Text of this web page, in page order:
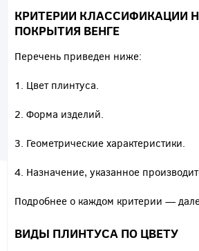
КРИТЕРИИ КЛАССИФИКАЦИИ
ПОКРЫТИЯ ВЕНГЕ
Перечень приведен ниже:
Цвет плинтуса.
Форма изделий.
Геометрические характеристики.
Назначение, указанное
Подробнее о каждом критерии —
ВИДЫ ПЛИНТУСА ПО ЦВЕТУ